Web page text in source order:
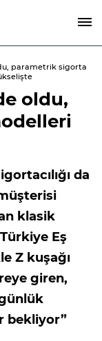
parametrik sigorta
oldu,
da
klasik
Eş
Z kuşağı
giren,
bekliyor”